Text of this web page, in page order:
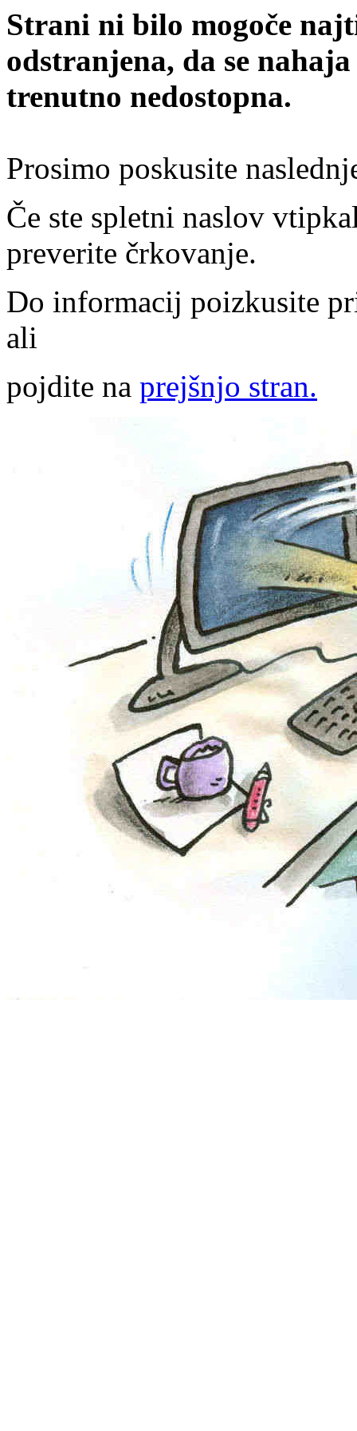
Strani ni bilo mogoče
odstranjena, da se
trenutno nedostopna.
Prosimo poskusite
Če ste spletni naslov
preverite črkovanje.
Do informacij poizkusite
ali
pojdite na prejšnjo stran.